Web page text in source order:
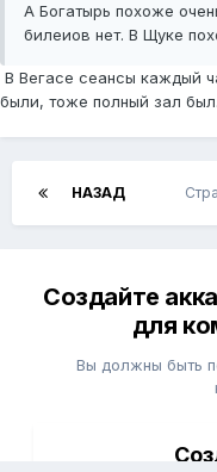
А Богатырь похоже
билеиов нет. В Щуке
В Вегасе сеансы каждый
были, тоже полный зал был.
НАЗАД
Создайте
для
Вы должны быть